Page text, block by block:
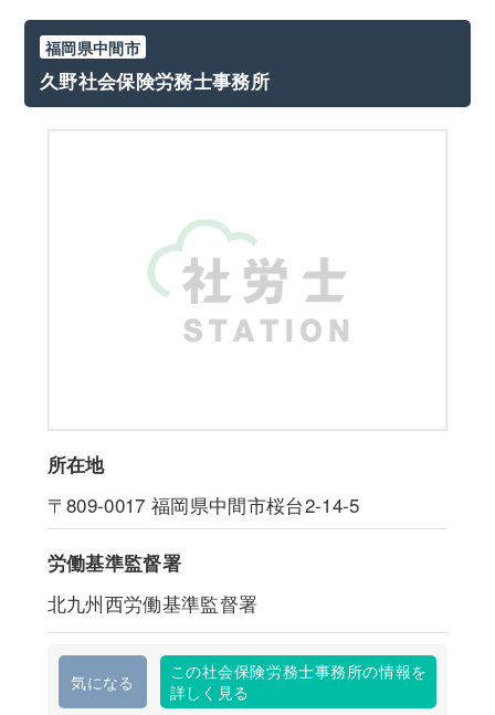
福岡県中間市
久野社会保険労務士事務所
所在地
〒809-0017 福岡県中間市桜台2-14-5
労働基準監督署
北九州西労働基準監督署
気になる
この社会保険労務士事務所の情報を
詳しく見る